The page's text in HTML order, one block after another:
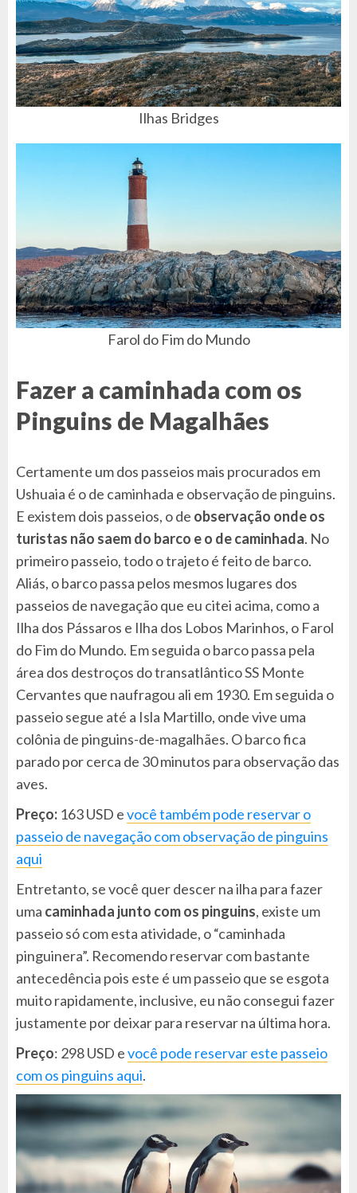
Ilhas Bridges
Farol do Fim do Mundo
Fazer a caminhada com os
Pinguins de Magalhães
Certamente um dos passeios mais procurados em
Ushuaia é o de caminhada e observação de pinguins.
E existem dois passeios, o de observação onde os
turistas não saem do barco e o de caminhada. No
primeiro passeio, todo o trajeto é feito de barco.
Aliás, o barco passa pelos mesmos lugares dos
passeios de navegação que eu citei acima, como a
Ilha dos Pássaros e Ilha dos Lobos Marinhos, o Farol
do Fim do Mundo. Em seguida o barco passa pela
área dos destroços do transatlântico SS Monte
Cervantes que naufragou ali em 1930. Em seguida o
passeio segue até a Isla Martillo, onde vive uma
colônia de pinguins-de-magalhães. O barco fica
parado por cerca de 30 minutos para observação das
aves.
Preço: 163 USD evocê também pode reservar o
passeio de navegação com observação de pinguins
aqui
Entretanto, se você quer descer na ilha para fazer
uma caminhada junto com os pinguins, existe um
passeio só com esta atividade, o “caminhada
pinguinera”. Recomendo reservar com bastante
antecedência pois este é um passeio que se esgota
muito rapidamente, inclusive, eu não consegui fazer
justamente por deixar para reservar na última hora.
Preço: 298 USD evocê pode reservar este passeio
com os pinguins aqui.